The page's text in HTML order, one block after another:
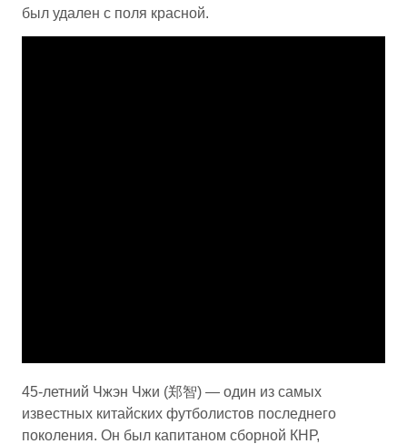
был удален с поля красной.
45-летний Чжэн Чжи (郑智) — один из самых
известных китайских футболистов последнего
поколения. Он был капитаном сборной КНР,